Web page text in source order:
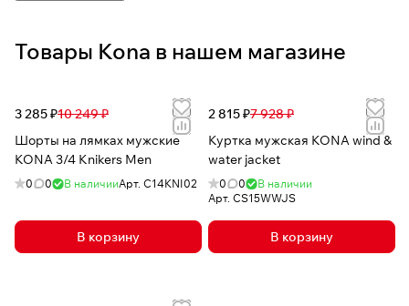
отличается продуманной геометрией рам и
надежными компонентами, а также предоставляет
производства.
Товары Kona в нашем магазине
3 285 ₽10 249 ₽
Шорты на лямках мужские
KONA 3/4 Knikers Men
0 0 В наличииАрт. C14KNI02
В корзину
2 815 ₽7 928 ₽
Куртка мужская KONA wind &
water jacket
0 0
В наличии
Арт. CS15WWJS
В корзину